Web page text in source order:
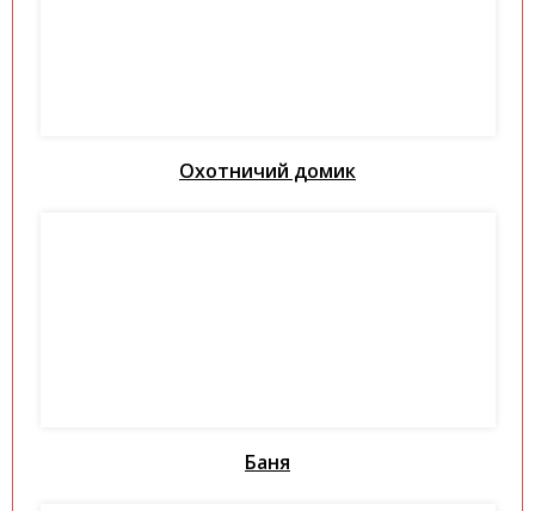
Охотничий домик
Баня